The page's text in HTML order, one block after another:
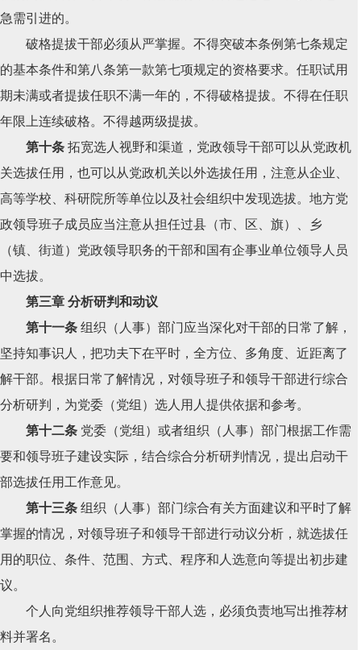
急需引进的。
破格提拔干部必须从严掌握。不得突破本条例第七条规定
的基本条件和第八条第一款第七项规定的资格要求。任职试用
期未满或者提拔任职不满一年的，不得破格提拔。不得在任职
年限上连续破格。不得越两级提拔。
第十条 拓宽选人视野和渠道，党政领导干部可以从党政机
关选拔任用，也可以从党政机关以外选拔任用，注意从企业、
高等学校、科研院所等单位以及社会组织中发现选拔。地方党
政领导班子成员应当注意从担任过县（市、区、旗）、乡
（镇、街道）党政领导职务的干部和国有企事业单位领导人员
中选拔。
第三章 分析研判和动议
第十一条 组织（人事）部门应当深化对干部的日常了解，
坚持知事识人，把功夫下在平时，全方位、多角度、近距离了
解干部。根据日常了解情况，对领导班子和领导干部进行综合
分析研判，为党委（党组）选人用人提供依据和参考。
第十二条 党委（党组）或者组织（人事）部门根据工作需
要和领导班子建设实际，结合综合分析研判情况，提出启动干
部选拔任用工作意见。
第十三条 组织（人事）部门综合有关方面建议和平时了解
掌握的情况，对领导班子和领导干部进行动议分析，就选拔任
用的职位、条件、范围、方式、程序和人选意向等提出初步建
议。
个人向党组织推荐领导干部人选，必须负责地写出推荐材
料并署名。